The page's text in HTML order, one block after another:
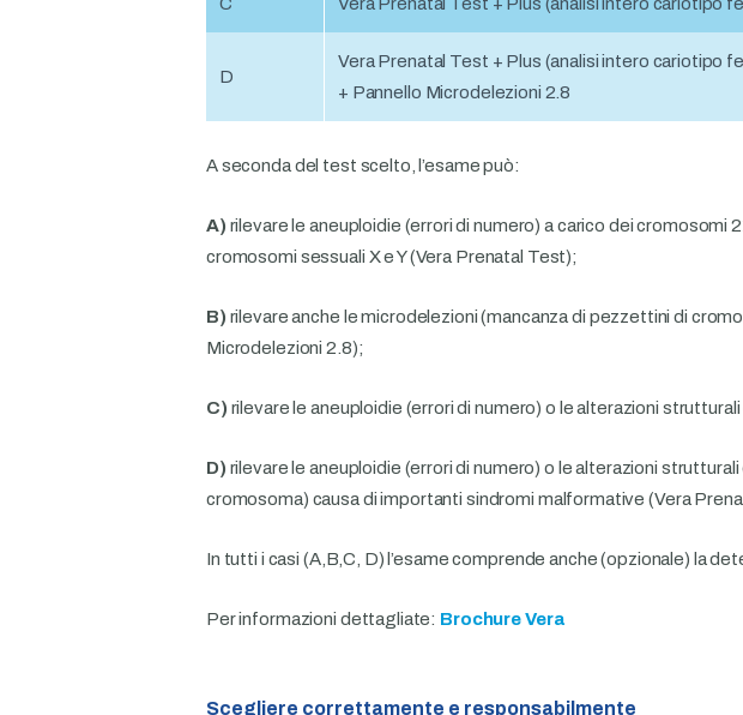
D
Vera Prenatal Test + Plus (analisi intero cariotipo
+ Pannello Microdelezioni 2.8
A seconda del test scelto, l’esame può:
A) rilevare le aneuploidie (errori di numero) a carico dei cromosomi
cromosomi sessuali X e Y (Vera Prenatal Test);
B) rilevare anche le microdelezioni (mancanza di pezzettini di
Microdelezioni 2.8);
C) rilevare le aneuploidie (errori di numero) o le alterazioni
D) rilevare le aneuploidie (errori di numero) o le alterazioni
cromosoma) causa di importanti sindromi malformative (Vera
In tutti i casi (A,B,C, D) l’esame comprende anche (opzionale) la
Per informazioni dettagliate: Brochure Vera
Scegliere correttamente e responsabilmente